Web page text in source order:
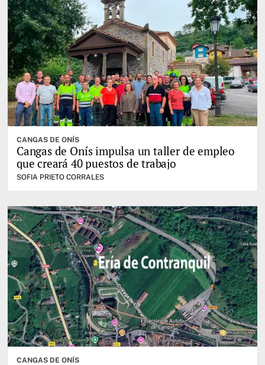
CANGAS DE ONÍS
Cangas de Onís impulsa un taller de empleo
que creará 40 puestos de trabajo
SOFIA PRIETO CORRALES
CANGAS DE ONÍS